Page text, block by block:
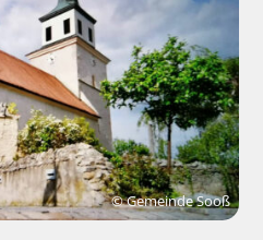
© Gemeinde Sooß